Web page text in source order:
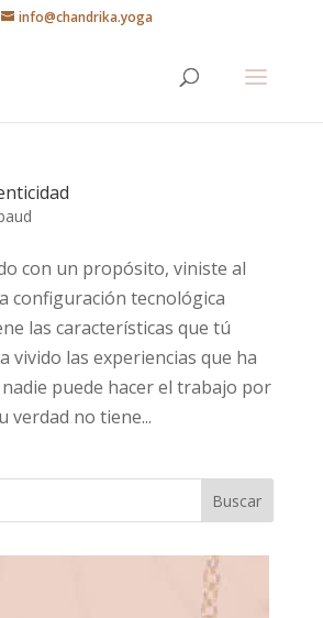
info@chandrika.yoga
con un propósito, viniste al
configuración tecnológica
las características que tú
vivido las experiencias que ha
puede hacer el trabajo por
verdad no tiene...